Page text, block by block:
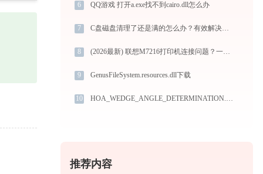
6 QQ游戏 打开a.exe找不到cairo.dll怎么办
7 C盘磁盘清理了还是满的怎么办？有效解决方法解析
8 (2026最新) 联想M7216打印机连接问题？一招搞定！-金山毒霸
9 GenusFileSystem.resources.dll下载
10 HOA_WEDGE_ANGLE_DETERMINATION.dll下载
推荐内容